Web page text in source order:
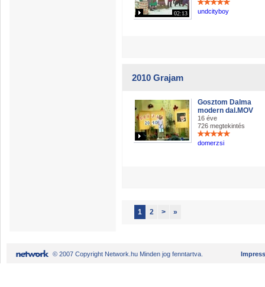
02:13 undcityboy
2010 Grajam
Gosztom Dalma
modern dal.MOV
16 éve
726 megtekintés
domerzsi
1 2 > »
© 2007 Copyright Network.hu Minden jog fenntartva.